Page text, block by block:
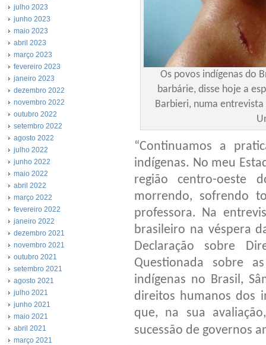
julho 2023
junho 2023
maio 2023
abril 2023
março 2023
fevereiro 2023
janeiro 2023
dezembro 2022
novembro 2022
outubro 2022
setembro 2022
agosto 2022
julho 2022
junho 2022
maio 2022
abril 2022
março 2022
fevereiro 2022
janeiro 2022
dezembro 2021
novembro 2021
outubro 2021
setembro 2021
agosto 2021
julho 2021
junho 2021
maio 2021
abril 2021
março 2021
Os povos indígenas do
barbárie, disse hoje a
Barbieri, numa
“Continuamos a
indígenas. No meu
região centro-oeste
morrendo, sofrendo
professora. Na
brasileiro na véspera
Declaração sobre
Questionada sobre
indígenas no Brasil,
direitos humanos dos
que, na sua
sucessão de governos